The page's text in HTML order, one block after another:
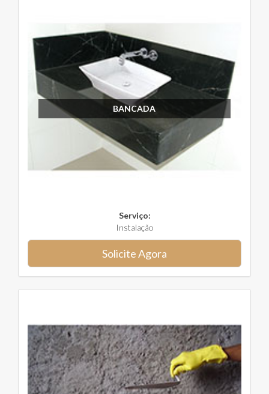
BANCADA
Serviço:
Instalação
Solicite Agora